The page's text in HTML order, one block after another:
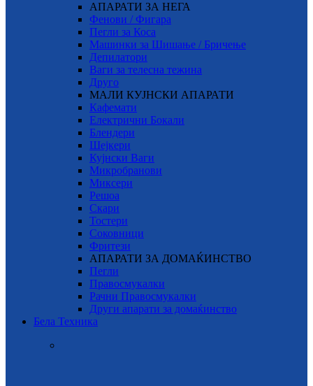
АПАРАТИ ЗА НЕГА
Фенови / Фигара
Пегли за Коса
Машинки за Шишање / Бричење
Депилатори
Ваги за телесна тежина
Друго
МАЛИ КУЈНСКИ АПАРАТИ
Кафемати
Електрични Бокали
Блендери
Шејкери
Кујнски Ваги
Микробранови
Миксери
Решоа
Скари
Тостери
Соковници
Фритези
АПАРАТИ ЗА ДОМАЌИНСТВО
Пегли
Правосмукалки
Рачни Правосмукалки
Други апарати за домаќинство
Бела Техника